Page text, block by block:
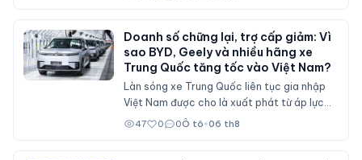
nghệ hỗ trợ lái.
Doanh số chững lại, trợ cấp giảm: Vì
sao BYD, Geely và nhiều hãng xe
Trung Quốc tăng tốc vào Việt Nam?
Làn sóng xe Trung Quốc liên tục gia nhập
Việt Nam được cho là xuất phát từ áp lực
doanh số tại thị trường nội địa, nơi sức mua
47 0 0Ô tô•06 th8